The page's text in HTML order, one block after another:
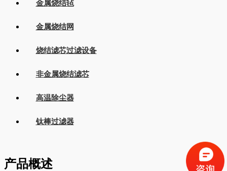
金属烧结毡
金属烧结网
烧结滤芯过滤设备
非金属烧结滤芯
高温除尘器
钛棒过滤器
产品概述